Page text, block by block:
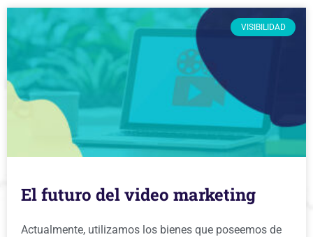
VISIBILIDAD
El futuro del video marketing
Actualmente, utilizamos los bienes que poseemos de